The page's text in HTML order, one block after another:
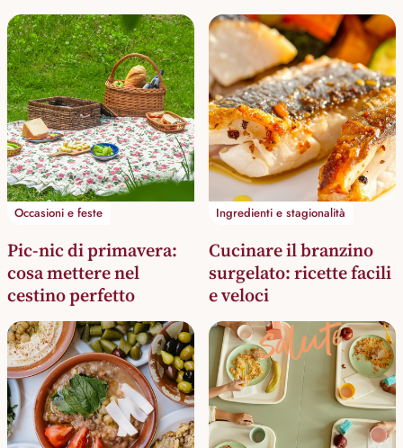
Occasioni e feste
Pic-nic di primavera:
cosa mettere nel
cestino perfetto
Ingredienti e stagionalità
Cucinare il branzino
surgelato: ricette facili
e veloci
Salute